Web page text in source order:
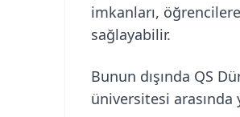
imkanları,
sağlayabilir.
Bunun dışında QS
üniversitesi